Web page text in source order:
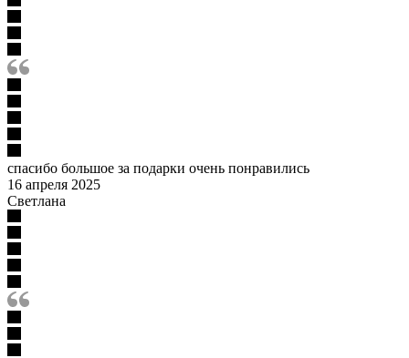
спасибо большое за подарки очень понравились
16 апреля 2025
Светлана